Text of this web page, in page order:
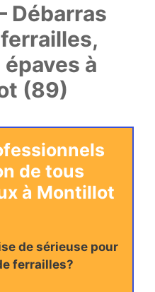
Débarras
à
(89)
de tous
à Montillot
de sérieuse pour
ferrailles?